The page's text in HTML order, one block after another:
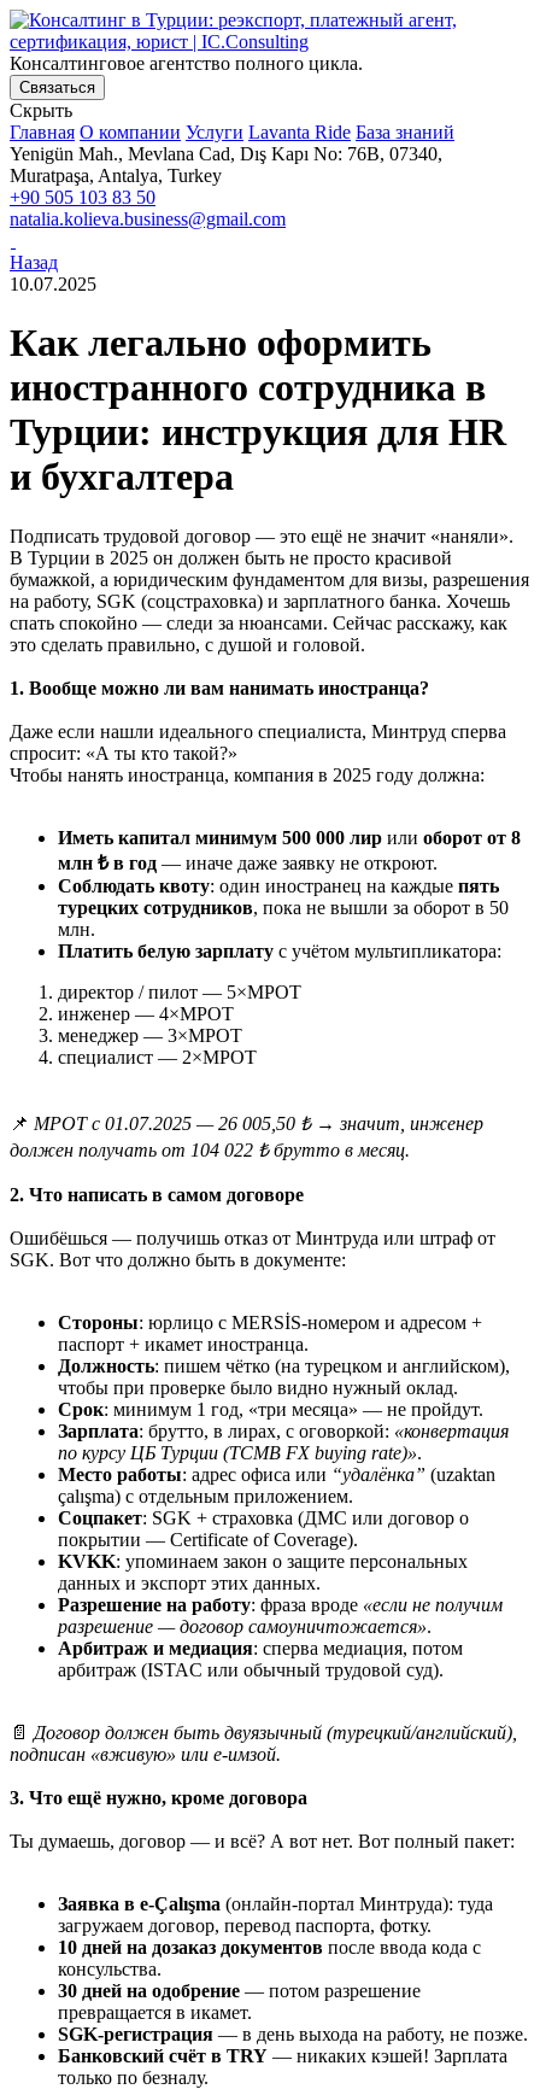
Консалтинговое агентство полного цикла.
Связаться
Скрыть
Главная О компании Услуги Lavanta Ride База знаний
Yenigün Mah., Mevlana Cad, Dış Kapı No: 76B, 07340,
Muratpaşa, Antalya, Turkey
+90 505 103 83 50
natalia.kolieva.business@gmail.com
Назад
10.07.2025
Как легально оформить
иностранного сотрудника в
Турции: инструкция для HR
и бухгалтера
Подписать трудовой договор — это ещё не значит «наняли».
В Турции в 2025 он должен быть не просто красивой
бумажкой, а юридическим фундаментом для визы, разрешения
на работу, SGK (соцстраховка) и зарплатного банка. Хочешь
спать спокойно — следи за нюансами. Сейчас расскажу, как
это сделать правильно, с душой и головой.
1. Вообще можно ли вам нанимать иностранца?
Даже если нашли идеального специалиста, Минтруд сперва
спросит: «А ты кто такой?»
Чтобы нанять иностранца, компания в 2025 году должна:
Иметь капитал минимум 500 000 лир или оборот от 8
млн ₺ в год — иначе даже заявку не откроют.
Соблюдать квоту: один иностранец на каждые пять
турецких сотрудников, пока не вышли за оборот в 50
млн.
Платить белую зарплату с учётом мультипликатора:
директор / пилот — 5×МРОТ
инженер — 4×МРОТ
менеджер — 3×МРОТ
специалист — 2×МРОТ
📌 МРОТ с 01.07.2025 — 26 005,50 ₺ → значит, инженер
должен получать от 104 022 ₺ брутто в месяц.
2. Что написать в самом договоре
Ошибёшься — получишь отказ от Минтруда или штраф от
SGK. Вот что должно быть в документе:
Стороны: юрлицо с MERSİS-номером и адресом +
паспорт + икамет иностранца.
Должность: пишем чётко (на турецком и английском),
чтобы при проверке было видно нужный оклад.
Срок: минимум 1 год, «три месяца» — не пройдут.
Зарплата: брутто, в лирах, с оговоркой: «конвертация
по курсу ЦБ Турции (TCMB FX buying rate)».
Место работы: адрес офиса или “удалёнка” (uzaktan
çalışma) с отдельным приложением.
Соцпакет: SGK + страховка (ДМС или договор о
покрытии — Certificate of Coverage).
KVKK: упоминаем закон о защите персональных
данных и экспорт этих данных.
Разрешение на работу: фраза вроде «если не получим
разрешение — договор самоуничтожается».
Арбитраж и медиация: сперва медиация, потом
арбитраж (ISTAC или обычный трудовой суд).
📄 Договор должен быть двуязычный (турецкий/английский),
подписан «вживую» или e-имзой.
3. Что ещё нужно, кроме договора
Ты думаешь, договор — и всё? А вот нет. Вот полный пакет:
Заявка в e-Çalışma (онлайн-портал Минтруда): туда
загружаем договор, перевод паспорта, фотку.
10 дней на дозаказ документов после ввода кода с
консульства.
30 дней на одобрение — потом разрешение
превращается в икамет.
SGK-регистрация — в день выхода на работу, не позже.
Банковский счёт в TRY — никаких кэшей! Зарплата
только по безналу.